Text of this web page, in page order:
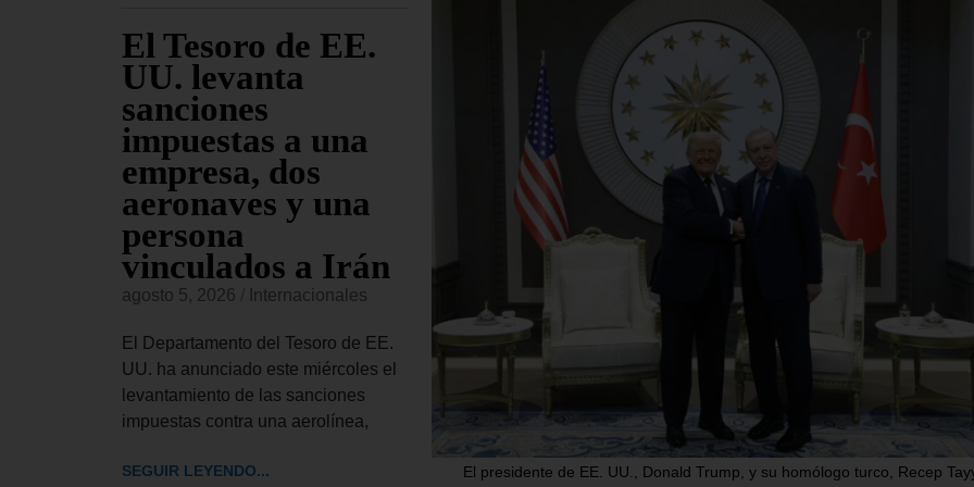
El Tesoro de EE.
UU. levanta
sanciones
impuestas a una
empresa, dos
aeronaves y una
persona
vinculados a Irán
agosto 5, 2026 Internacionales
El Departamento del Tesoro de EE.
UU. ha anunciado este miércoles el
levantamiento de las sanciones
impuestas contra una aerolínea,
SEGUIR LEYENDO...
EE. UU. crea una
fuerza operativa
con 18 países de
América para
reforzar la lucha
contra el crimen
organizado
El Mando Sur del Ejército de
Estados Unidos (SOUTHCOM, en
inglés) ha lanzado este martes la
SEGUIR LEYENDO...
Gobernador
ilegítimo de
Vargas revela
hay 1.579
los terremotos
agosto 5, 2026
Caracas. – El ilegítimo
chavista del estado
este martes que en ese
costero hay, al menos,
El presidente de EE. UU., Donald Trump, y su homólogo turco, Recep